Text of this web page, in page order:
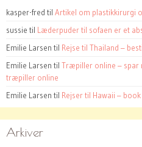
kasper-fred til Artikel om plastikkirurgi
sussie til Læderpuder til sofaen er et
Emilie Larsen til Rejse til Thailand –
Emilie Larsen til Træpiller online – spar
træpiller online
Emilie Larsen til Rejser til Hawaii –
Arkiver